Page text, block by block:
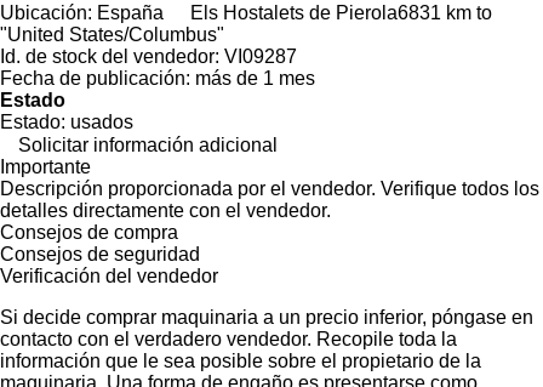
Ubicación: España Els Hostalets de Pierola6831 km to
"United States/Columbus"
Id. de stock del vendedor: VI09287
Fecha de publicación: más de 1 mes
Estado
Estado: usados
Solicitar información adicional
Importante
Descripción proporcionada por el vendedor. Verifique todos los
detalles directamente con el vendedor.
Consejos de compra
Consejos de seguridad
Verificación del vendedor
Si decide comprar maquinaria a un precio inferior, póngase en
contacto con el verdadero vendedor. Recopile toda la
información que le sea posible sobre el propietario de la
maquinaria. Una forma de engaño es presentarse como